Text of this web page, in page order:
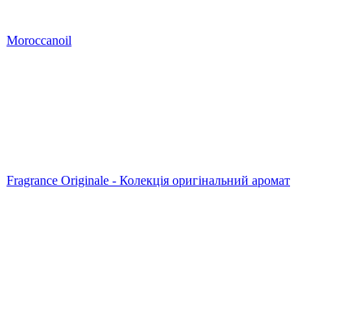
Moroccanoil
Fragrance Originale - Колекція оригінальний аромат